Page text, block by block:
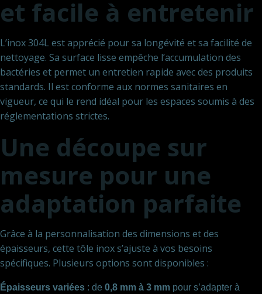
et facile à entretenir
L’inox 304L est apprécié pour sa longévité et sa facilité de
nettoyage. Sa surface lisse empêche l’accumulation des
bactéries et permet un entretien rapide avec des produits
standards. Il est conforme aux normes sanitaires en
vigueur, ce qui le rend idéal pour les espaces soumis à des
réglementations strictes.
Une découpe sur
mesure pour une
adaptation parfaite
Grâce à la personnalisation des dimensions et des
épaisseurs, cette tôle inox s’ajuste à vos besoins
spécifiques. Plusieurs options sont disponibles :
Épaisseurs variées : de 0,8 mm à 3 mm pour s’adapter à